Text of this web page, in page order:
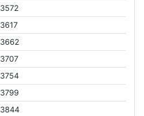
3572
3617
3662
3707
3754
3799
3844